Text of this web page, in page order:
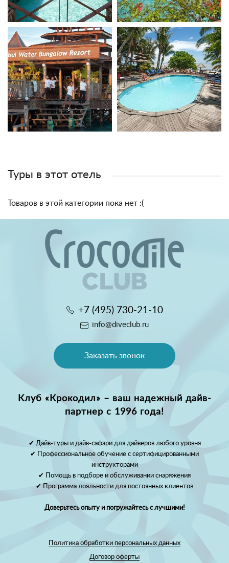
Туры в этот отель
Товаров в этой категории пока нет :(
+7 (495) 730-21-10
info@diveclub.ru
Заказать звонок
Клуб «Крокодил» – ваш надежный дайв-
партнер с 1996 года!
✔ Дайв-туры и дайв-сафари для дайверов любого уровня
✔ Профессиональное обучение с сертифицированными
инструкторами
✔ Помощь в подборе и обслуживании снаряжения
✔ Программа лояльности для постоянных клиентов
Доверьтесь опыту и погружайтесь с лучшими!
Политика обработки персональных данных
Договор оферты